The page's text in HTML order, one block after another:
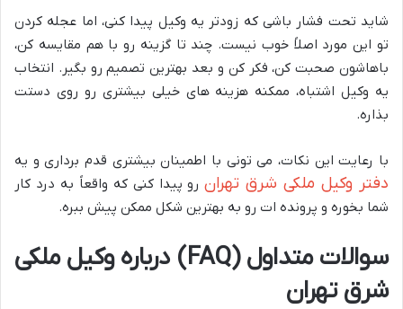
شاید تحت فشار باشی که زودتر یه وکیل پیدا کنی، اما عجله کردن
تو این مورد اصلاً خوب نیست. چند تا گزینه رو با هم مقایسه کن،
باهاشون صحبت کن، فکر کن و بعد بهترین تصمیم رو بگیر. انتخاب
یه وکیل اشتباه، ممکنه هزینه های خیلی بیشتری رو روی دستت
بذاره.
با رعایت این نکات، می تونی با اطمینان بیشتری قدم برداری و یه
دفتر وکیل ملکی شرق تهرانرو پیدا کنی که واقعاً به درد کار
شما بخوره و پرونده ات رو به بهترین شکل ممکن پیش ببره.
سوالات متداول (FAQ) درباره وکیل ملکی
شرق تهران